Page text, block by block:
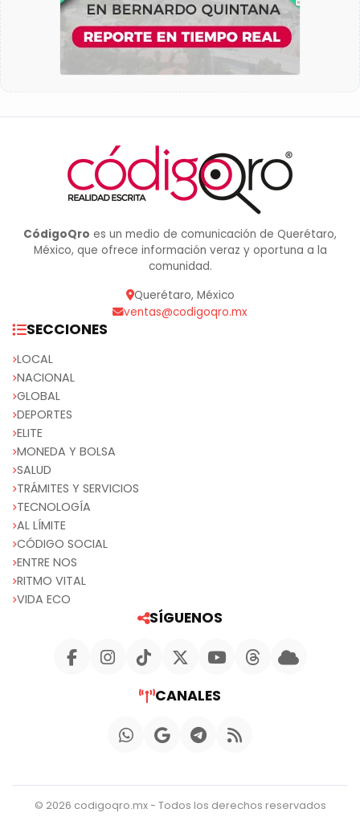
CódigoQro es un medio de comunicación de Querétaro,
México, que ofrece información veraz y oportuna a la
comunidad.
Querétaro, México
ventas@codigoqro.mx
SECCIONES
LOCAL
NACIONAL
GLOBAL
DEPORTES
ELITE
MONEDA Y BOLSA
SALUD
TRÁMITES Y SERVICIOS
TECNOLOGÍA
AL LÍMITE
CÓDIGO SOCIAL
ENTRE NOS
RITMO VITAL
VIDA ECO
SÍGUENOS
CANALES
© 2026 codigoqro.mx - Todos los derechos reservados